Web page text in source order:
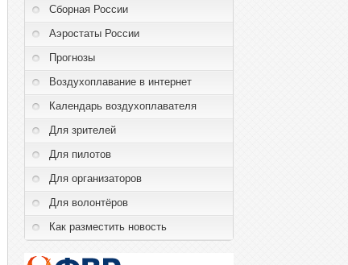
Сборная России
Аэростаты России
Прогнозы
Воздухоплавание в интернет
Календарь воздухоплавателя
Для зрителей
Для пилотов
Для организаторов
Для волонтёров
Как разместить новость